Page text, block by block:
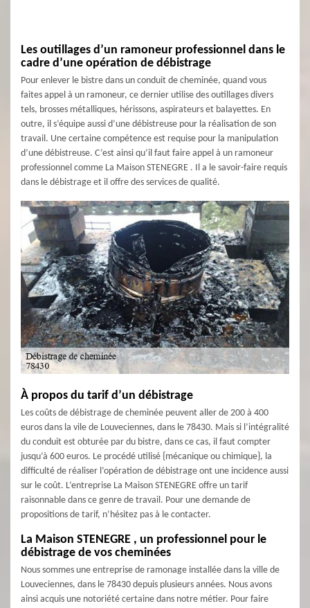
Les outillages d’un ramoneur professionnel dans le
cadre d’une opération de débistrage
Pour enlever le bistre dans un conduit de cheminée, quand vous
faites appel à un ramoneur, ce dernier utilise des outillages divers
tels, brosses métalliques, hérissons, aspirateurs et balayettes. En
outre, il s’équipe aussi d’une débistreuse pour la réalisation de son
travail. Une certaine compétence est requise pour la manipulation
d’une débistreuse. C’est ainsi qu’il faut faire appel à un ramoneur
professionnel comme La Maison STENEGRE . Il a le savoir-faire requis
dans le débistrage et il offre des services de qualité.
À propos du tarif d’un débistrage
Les coûts de débistrage de cheminée peuvent aller de 200 à 400
euros dans la vile de Louveciennes, dans le 78430. Mais si l’intégralité
du conduit est obturée par du bistre, dans ce cas, il faut compter
jusqu’à 600 euros. Le procédé utilisé {mécanique ou chimique}, la
difficulté de réaliser l’opération de débistrage ont une incidence aussi
sur le coût. L’entreprise La Maison STENEGRE offre un tarif
raisonnable dans ce genre de travail. Pour une demande de
propositions de tarif, n’hésitez pas à le contacter.
La Maison STENEGRE , un professionnel pour le
débistrage de vos cheminées
Nous sommes une entreprise de ramonage installée dans la ville de
Louveciennes, dans le 78430 depuis plusieurs années. Nous avons
ainsi acquis une notoriété certaine dans notre métier. Pour faire